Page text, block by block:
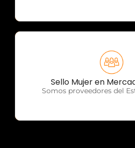
Sello Mujer en
Somos proveedores del
OTP